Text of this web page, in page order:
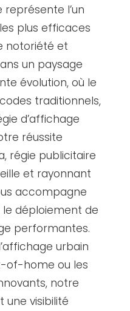
représente l’un
plus efficaces
notoriété et
un paysage
évolution, où le
traditionnels,
d’affichage
réussite
régie publicitaire
et rayonnant
accompagne
déploiement de
performantes.
urbain
of-home ou les
notre
une visibilité